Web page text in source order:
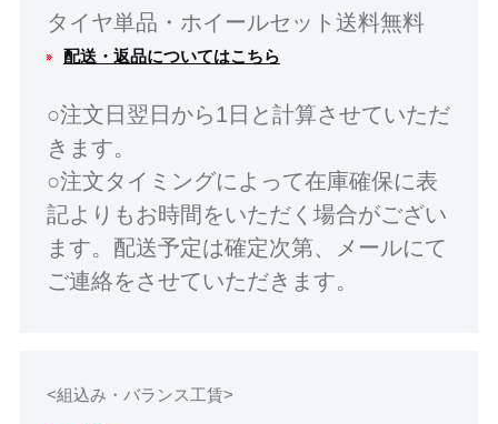
タイヤ単品・ホイールセット送料無料
配送・返品についてはこちら
○注文日翌日から1日と計算させていただ
きます。
○注文タイミングによって在庫確保に表
記よりもお時間をいただく場合がござい
ます。配送予定は確定次第、メールにて
ご連絡をさせていただきます。
<組込み・バランス工賃>